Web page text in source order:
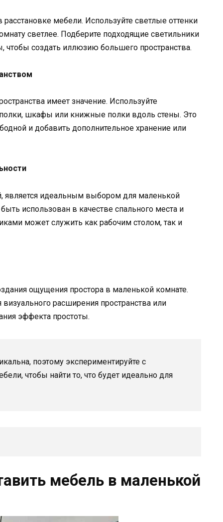
мебели. Используйте светлые оттенки
светлее. Подберите подходящие светильники
создать иллюзию большего пространства.
имеет значение. Используйте
полки, шкафы или книжные полки вдоль стены. Это
и добавить дополнительное хранение или
является идеальным выбором для маленькой
использован в качестве спального места и
может служить как рабочим столом, так и
ощущения простора в маленькой комнате.
расширения пространства или
эффекта простоты.
поэтому экспериментируйте с
чтобы найти то, что будет идеально для
мебель в маленькой